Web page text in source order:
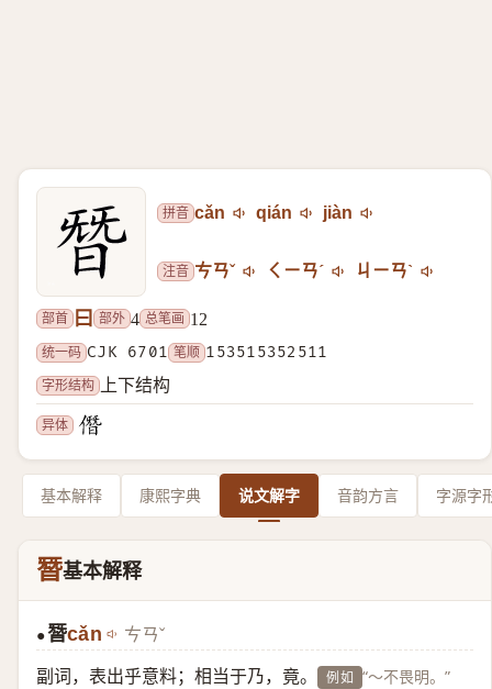
拼音 cǎn qián jiàn
注音 ㄘㄢˇ ㄑㄧㄢˊ ㄐㄧㄢˋ
部首 曰 部外 4 总笔画 12
统一码 CJK 6701 笔顺 153515352511
字形结构
上下结构
异体
基本解释 康熙字典 说文解字 音韵方言 字源字
朁基本解释
●朁cǎn ㄘㄢˇ
副词，表出乎意料；相当于乃，竟。 例如 “～不畏明。”